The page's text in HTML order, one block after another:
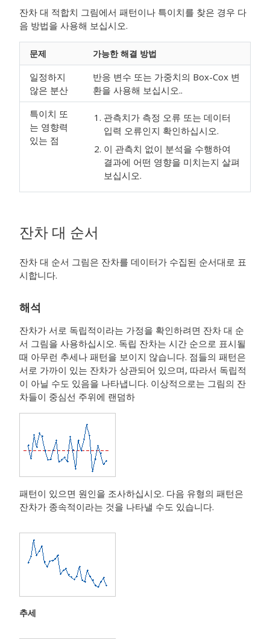
잔차 대 적합치 그림에서 패턴이나 특이치를 찾은 경우 다
음 방법을 사용해 보십시오.
문제 가능한 해결 방법
일정하지
않은 분산
반응 변수 또는 가중치의 Box-Cox 변
환을 사용해 보십시오..
특이치 또
는 영향력
있는 점
관측치가 측정 오류 또는 데이터
입력 오류인지 확인하십시오.
이 관측치 없이 분석을 수행하여
결과에 어떤 영향을 미치는지 살펴
보십시오.
잔차 대 순서
잔차 대 순서 그림은 잔차를 데이터가 수집된 순서대로 표
시합니다.
해석
잔차가 서로 독립적이라는 가정을 확인하려면 잔차 대 순
서 그림을 사용하십시오. 독립 잔차는 시간 순으로 표시될
때 아무런 추세나 패턴을 보이지 않습니다. 점들의 패턴은
서로 가까이 있는 잔차가 상관되어 있으며, 따라서 독립적
이 아닐 수도 있음을 나타냅니다. 이상적으로는 그림의 잔
차들이 중심선 주위에 랜덤하
패턴이 있으면 원인을 조사하십시오. 다음 유형의 패턴은
잔차가 종속적이라는 것을 나타낼 수도 있습니다.
추세